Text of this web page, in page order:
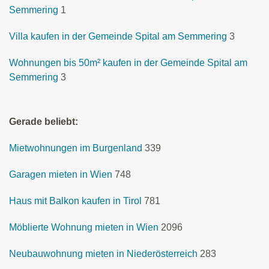
Semmering 1
Villa kaufen in der Gemeinde Spital am Semmering 3
Wohnungen bis 50m² kaufen in der Gemeinde Spital am
Semmering 3
Gerade beliebt:
Mietwohnungen im Burgenland 339
Garagen mieten in Wien 748
Haus mit Balkon kaufen in Tirol 781
Möblierte Wohnung mieten in Wien 2096
Neubauwohnung mieten in Niederösterreich 283